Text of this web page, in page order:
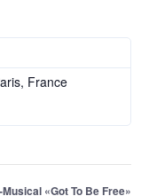
France
«Got To Be Free»